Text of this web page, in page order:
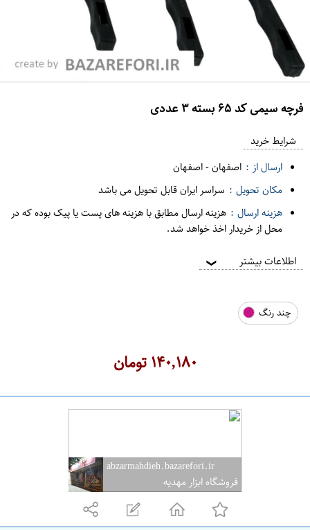
فرچه سیمی کد ۶۵ بسته ۳ عددی
ف
ر
ا
ن
شرایط خرید
ارسال از : اصفهان-اصفهان
مکان تحویل : سراسر ایران قابل تحویل می باشد
هزینه ارسال : هزینه ارسال مطابق با هزینه های پست یا پیک بوده که در
محل از خریدار اخذ خواهد شد.
اطلاعات بیشتر ❯
چند رنگ
۱۴۰,۱۸۰تومان
abzarmahdieh.bazarefori.ir
فروشگاه ابزار مهدیه